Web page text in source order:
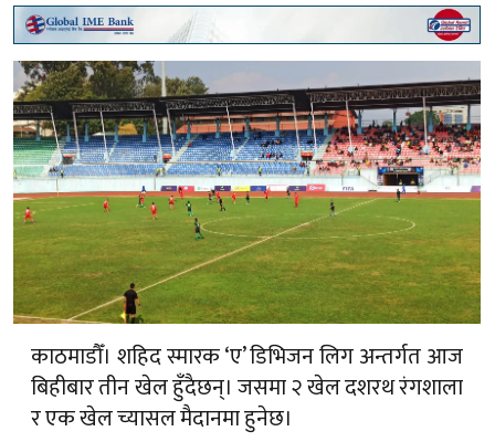
काठमाडौँ। शहिद स्मारक ‘ए’ डिभिजन लिग अन्तर्गत आज
बिहीबार तीन खेल हुँदैछन्। जसमा २ खेल दशरथ रंगशाला
र एक खेल च्यासल मैदानमा हुनेछ।